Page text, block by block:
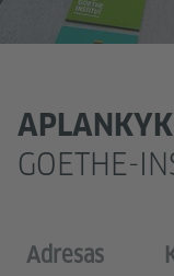
GOETHE-
Adresas